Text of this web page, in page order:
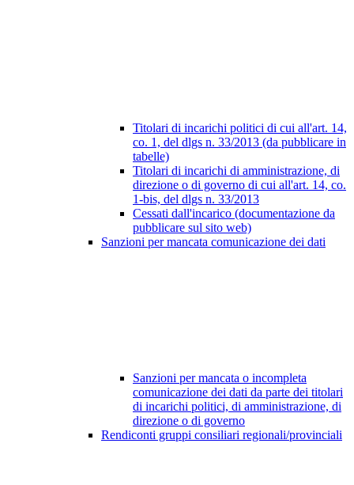
Titolari di incarichi politici di cui all'art. 14,
co. 1, del dlgs n. 33/2013 (da pubblicare in
tabelle)
Titolari di incarichi di amministrazione, di
direzione o di governo di cui all'art. 14, co.
1-bis, del dlgs n. 33/2013
Cessati dall'incarico (documentazione da
pubblicare sul sito web)
Sanzioni per mancata comunicazione dei dati
Sanzioni per mancata o incompleta
comunicazione dei dati da parte dei titolari
di incarichi politici, di amministrazione, di
direzione o di governo
Rendiconti gruppi consiliari regionali/provinciali